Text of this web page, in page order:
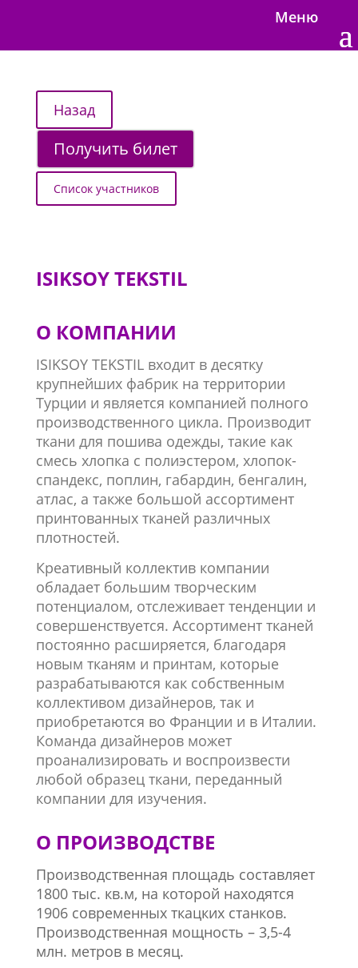
Меню
Получить билет
Список участников
ISIKSOY TEKSTIL
О КОМПАНИИ
ISIKSOY TEKSTIL входит в десятку
крупнейших фабрик на территории
Турции и является компанией полного
производственного цикла. Производит
ткани для пошива одежды, такие как
смесь хлопка с полиэстером, хлопок-
спандекс, поплин, габардин, бенгалин,
атлас, а также большой ассортимент
принтованных тканей различных
плотностей.
Креативный коллектив компании
обладает большим творческим
потенциалом, отслеживает тенденции и
совершенствуется. Ассортимент тканей
постоянно расширяется, благодаря
новым тканям и принтам, которые
разрабатываются как собственным
коллективом дизайнеров, так и
приобретаются во Франции и в Италии.
Команда дизайнеров может
проанализировать и воспроизвести
любой образец ткани, переданный
компании для изучения.
О ПРОИЗВОДСТВЕ
Производственная площадь составляет
1800 тыс. кв.м, на которой находятся
1906 современных ткацких станков.
Производственная мощность – 3,5-4
млн. метров в месяц.